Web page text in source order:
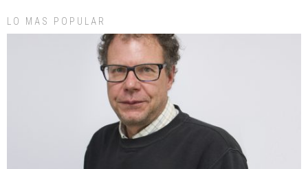
LO MAS POPULAR